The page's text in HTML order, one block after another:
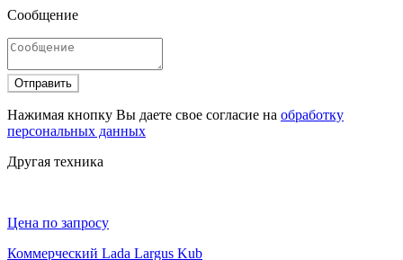
Сообщение
Отправить
Нажимая кнопку Вы даете свое согласие на обработку
персональных данных
Другая техника
Цена по запросу
Коммерческий Lada Largus Kub